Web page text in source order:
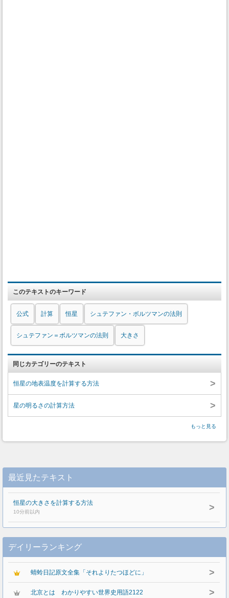
このテキストのキーワード
公式 計算 恒星 シュテファン・ボルツマンの法則
シュテファン＝ボルツマンの法則 大きさ
同じカテゴリーのテキスト
恒星の地表温度を計算する方法 >
星の明るさの計算方法 >
もっと見る
最近見たテキスト
恒星の大きさを計算する方法
10分前以内 >
デイリーランキング
蜻蛉日記原文全集「それよりたつほどに」 >
北京とは わかりやすい世界史用語2122 >